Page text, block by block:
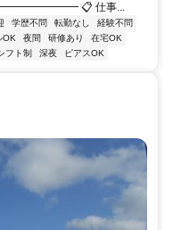
📋 仕事...
学歴不問 転勤なし
経験不問
OK 夜間 研修あり
在宅OK
フト制 深夜 ピアスOK